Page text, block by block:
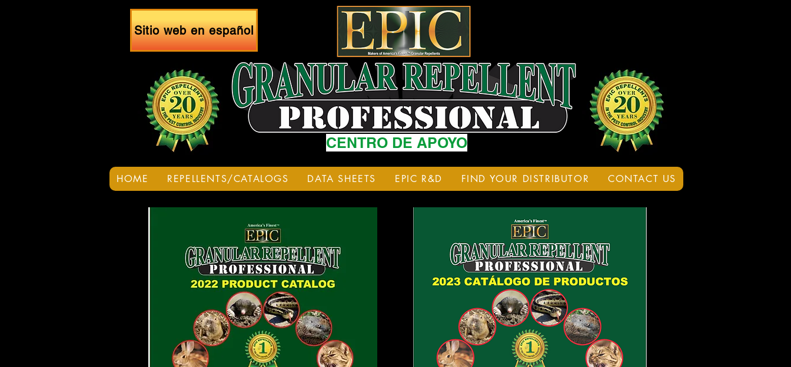
Sitio web en español
CENTRO DE APOYO
HOME REPELLENTS/CATALOGS DATA SHEETS EPIC R&D FIND YOUR DISTRIBUTOR CONTACT US